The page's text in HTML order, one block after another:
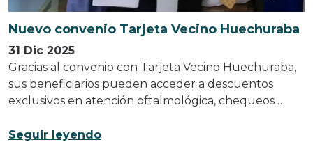
Nuevo convenio Tarjeta Vecino Huechuraba
31 Dic 2025
Gracias al convenio con Tarjeta Vecino Huechuraba,
sus beneficiarios pueden acceder a descuentos
exclusivos en atención oftalmológica, chequeos …
Seguir leyendo